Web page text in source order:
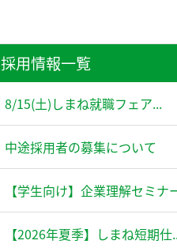
採用情報一覧
8/15(土)しまね就職フェア...
中途採用者の募集について
【学生向け】企業理解セミナ
【2026年夏季】しまね短期仕